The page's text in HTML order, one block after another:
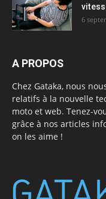
6
A PROPOS
Chez Gataka, nous
relatifs à la nouvelle
moto et web. Tenez-
grâce à nos articles
on les aime !